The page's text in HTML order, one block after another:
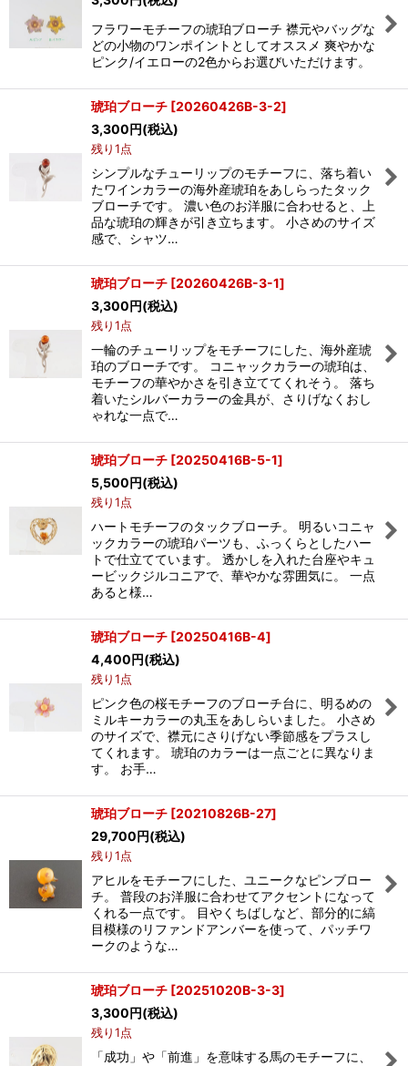
フラワーモチーフの琥珀ブローチ 襟元やバッグな
どの小物のワンポイントとしてオススメ 爽やかな
ピンク/イエローの2色からお選びいただけます。
琥珀ブローチ [20260426B-3-2]
3,300円(税込)
残り1点
シンプルなチューリップのモチーフに、落ち着い
たワインカラーの海外産琥珀をあしらったタック
ブローチです。 濃い色のお洋服に合わせると、上
品な琥珀の輝きが引き立ちます。 小さめのサイズ
感で、シャツ…
琥珀ブローチ [20260426B-3-1]
3,300円(税込)
残り1点
一輪のチューリップをモチーフにした、海外産琥
珀のブローチです。 コニャックカラーの琥珀は、
モチーフの華やかさを引き立ててくれそう。 落ち
着いたシルバーカラーの金具が、さりげなくおし
ゃれな一点で…
琥珀ブローチ [20250416B-5-1]
5,500円(税込)
残り1点
ハートモチーフのタックブローチ。 明るいコニャ
ックカラーの琥珀パーツも、ふっくらとしたハー
トで仕立てています。 透かしを入れた台座やキュ
ービックジルコニアで、華やかな雰囲気に。 一点
あると様…
琥珀ブローチ [20250416B-4]
4,400円(税込)
残り1点
ピンク色の桜モチーフのブローチ台に、明るめの
ミルキーカラーの丸玉をあしらいました。 小さめ
のサイズで、襟元にさりげない季節感をプラスし
てくれます。 琥珀のカラーは一点ごとに異なりま
す。 お手…
琥珀ブローチ [20210826B-27]
29,700円(税込)
残り1点
アヒルをモチーフにした、ユニークなピンブロー
チ。 普段のお洋服に合わせてアクセントになって
くれる一点です。 目やくちばしなど、部分的に縞
目模様のリファンドアンバーを使って、パッチワ
ークのような…
琥珀ブローチ [20251020B-3-3]
3,300円(税込)
残り1点
「成功」や「前進」を意味する馬のモチーフに、